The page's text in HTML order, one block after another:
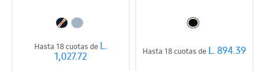
Hasta 18 cuotas deL.
1,027.72 Hasta 18 cuotas deL. 894.39